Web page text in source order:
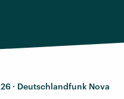
· Deutschlandfunk Nova